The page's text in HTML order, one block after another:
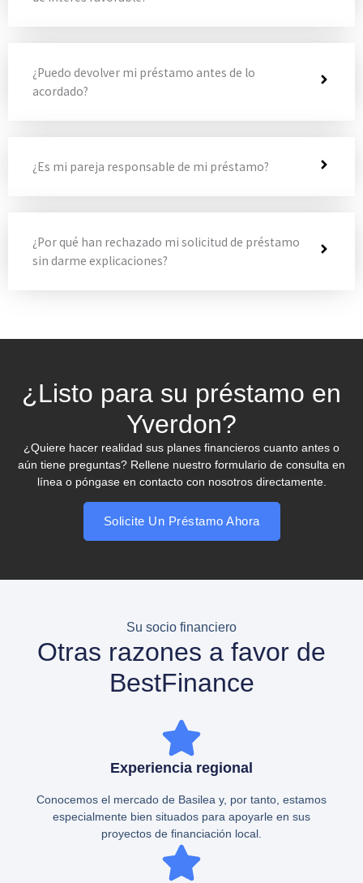
¿Puedo devolver mi préstamo antes de lo
acordado?
¿Es mi pareja responsable de mi préstamo?
¿Por qué han rechazado mi solicitud de préstamo
sin darme explicaciones?
¿Listo para su préstamo en
Yverdon?
¿Quiere hacer realidad sus planes financieros cuanto antes o
aún tiene preguntas? Rellene nuestro formulario de consulta en
línea o póngase en contacto con nosotros directamente.
Solicite Un Préstamo Ahora
Su socio financiero
Otras razones a favor de
BestFinance
Experiencia regional
Conocemos el mercado de Basilea y, por tanto, estamos
especialmente bien situados para apoyarle en sus
proyectos de financiación local.